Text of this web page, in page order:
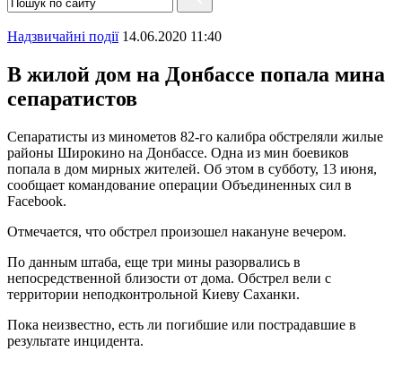
Надзвичайні події 14.06.2020 11:40
В жилой дом на Донбассе попала мина
сепаратистов
Сепаратисты из минометов 82-го калибра обстреляли жилые
районы Широкино на Донбассе. Одна из мин боевиков
попала в дом мирных жителей. Об этом в субботу, 13 июня,
сообщает командование операции Объединенных сил в
Facebook.
Отмечается, что обстрел произошел накануне вечером.
По данным штаба, еще три мины разорвались в
непосредственной близости от дома. Обстрел вели с
территории неподконтрольной Киеву Саханки.
Пока неизвестно, есть ли погибшие или пострадавшие в
результате инцидента.